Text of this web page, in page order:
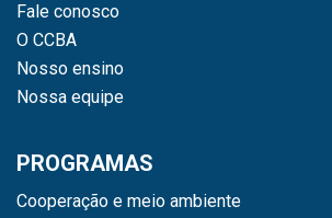
Fale conosco
O CCBA
Nosso ensino
Nossa equipe
PROGRAMAS
Cooperação e meio ambiente